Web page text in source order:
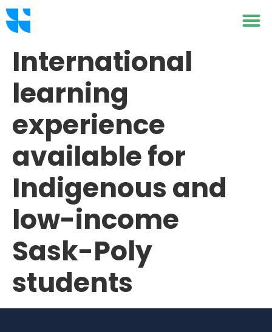
International
learning
experience
available for
Indigenous and
low-income
Sask-Poly
students